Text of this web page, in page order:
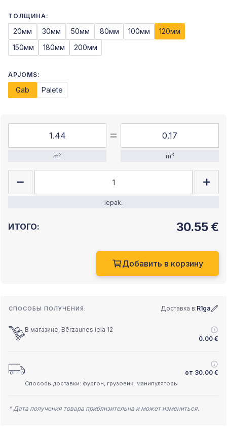
ТОЛЩИНА:
20мм 30мм 50мм 80мм 100мм
120мм
150мм
180мм 200мм
APJOMS:
Gab Palete
m2 m3
iepak.
ИТОГО: 30.55 €
Добавить в корзину
СПОСОБЫ ПОЛУЧЕНИЯ: Доставка в:Rīga
В магазине, Bērzaunes iela 12
0.00 €
от 30.00 €
Способы доставки: фургон, грузовик, манипуляторы
* Дата получения товара приблизительна и может измениться.